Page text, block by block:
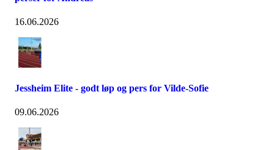
16.06.2026
Jessheim Elite - godt løp og pers for Vilde-Sofie
09.06.2026